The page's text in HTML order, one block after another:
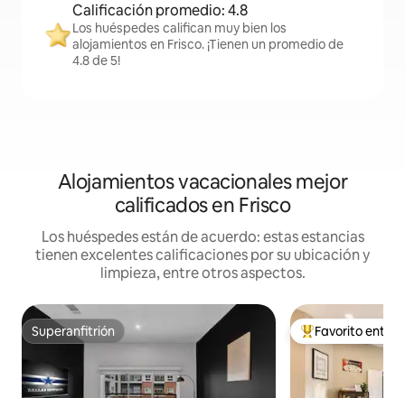
Calificación promedio: 4.8
Los huéspedes califican muy bien los
alojamientos en Frisco. ¡Tienen un promedio de
4.8 de 5!
Alojamientos vacacionales mejor
calificados en Frisco
Los huéspedes están de acuerdo: estas estancias
tienen excelentes calificaciones por su ubicación y
limpieza, entre otros aspectos.
Superanfitrión
Superanfitrión De los mejores
Favorito entre